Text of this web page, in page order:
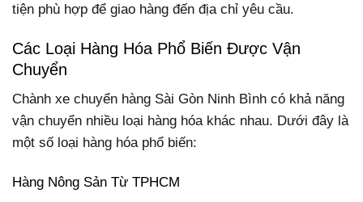
tiện phù hợp để giao hàng đến địa chỉ yêu cầu.
Các Loại Hàng Hóa Phổ Biến Được Vận
Chuyển
Chành xe chuyển hàng Sài Gòn Ninh Bình có khả năng
vận chuyển nhiều loại hàng hóa khác nhau. Dưới đây là
một số loại hàng hóa phổ biến:
Hàng Nông Sản Từ TPHCM